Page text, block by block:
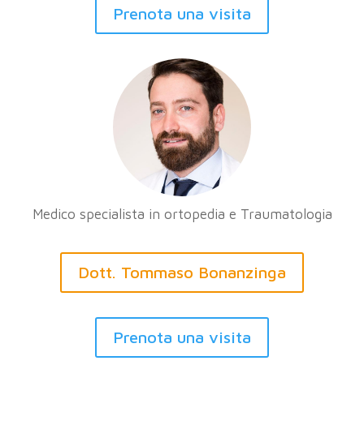
Prenota una visita
Medico specialista in ortopedia e Traumatologia
Dott. Tommaso Bonanzinga
Prenota una visita